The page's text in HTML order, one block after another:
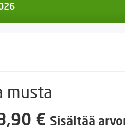
musta
€ Sisältää